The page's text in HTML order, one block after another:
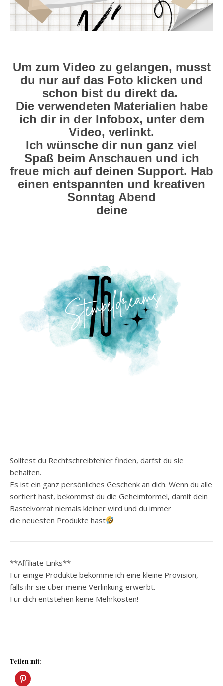
Um zum Video zu gelangen, musst
du nur auf das Foto klicken und
schon bist du direkt da.
Die verwendeten Materialien habe
ich dir in der Infobox, unter dem
Video, verlinkt.
Ich wünsche dir nun ganz viel
Spaß beim Anschauen und ich
freue mich auf deinen Support. Hab
einen entspannten und kreativen
Sonntag Abend
deine
Solltest du Rechtschreibfehler finden, darfst du sie
behalten.
Es ist ein ganz persönliches Geschenk an dich. Wenn du alle
sortiert hast, bekommst du die Geheimformel, damit dein
Bastelvorrat niemals kleiner wird und du immer
die neuesten Produkte hast
**Affiliate Links**
Für einige Produkte bekomme ich eine kleine Provision,
falls ihr sie über meine Verlinkung erwerbt.
Für dich entstehen keine Mehrkosten!
Teilen mit: